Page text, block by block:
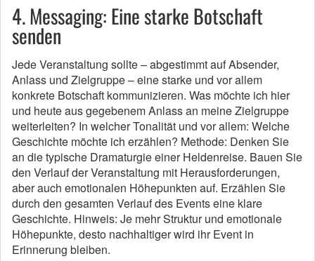
4. Messaging: Eine starke Botschaft
senden
Jede Veranstaltung sollte – abgestimmt auf Absender,
Anlass und Zielgruppe – eine starke und vor allem
konkrete Botschaft kommunizieren. Was möchte ich hier
und heute aus gegebenem Anlass an meine Zielgruppe
weiterleiten? In welcher Tonalität und vor allem: Welche
Geschichte möchte ich erzählen? Methode: Denken Sie
an die typische Dramaturgie einer Heldenreise. Bauen Sie
den Verlauf der Veranstaltung mit Herausforderungen,
aber auch emotionalen Höhepunkten auf. Erzählen Sie
durch den gesamten Verlauf des Events eine klare
Geschichte. Hinweis: Je mehr Struktur und emotionale
Höhepunkte, desto nachhaltiger wird ihr Event in
Erinnerung bleiben.